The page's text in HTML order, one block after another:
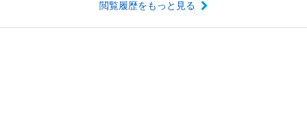
閲覧履歴をもっと見る